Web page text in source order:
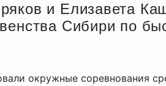
и Елизавета
Сибири по
окружные соревнования